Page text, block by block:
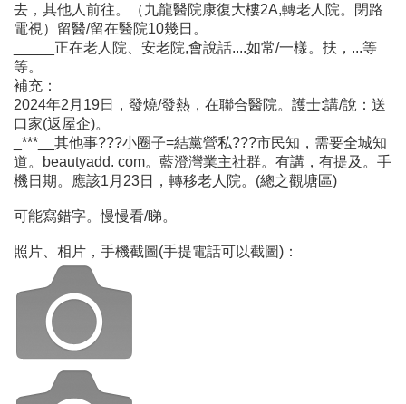
去，其他人前往。（九龍醫院康復大樓2A,轉老人院。閉路
電視）留醫/留在醫院10幾日。
_____正在老人院、安老院,會說話....如常/一樣。扶，...等
等。
補充：
2024年2月19日，發燒/發熱，在聯合醫院。護士:講/說：送
口家(返屋企)。
_***__其他事???小圈子=結黨營私???市民知，需要全城知
道。beautyadd. com。藍澄灣業主社群。有講，有提及。手
機日期。應該1月23日，轉移老人院。(總之觀塘區)
可能寫錯字。慢慢看/睇。
照片、相片，手機截圖(手提電話可以截圖)：